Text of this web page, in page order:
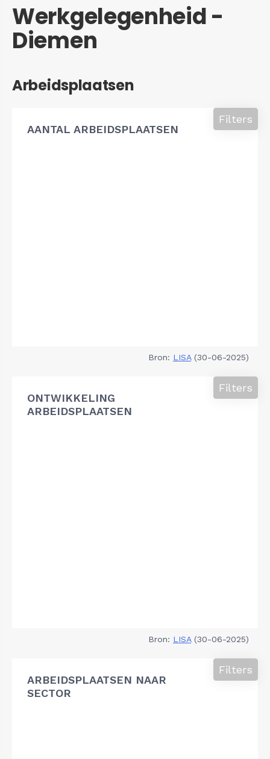
Werkgelegenheid -
Diemen
Arbeidsplaatsen
AANTAL ARBEIDSPLAATSEN
Filters
Bron: LISA(30-06-2025)
ONTWIKKELING
ARBEIDSPLAATSEN
Filters
Bron: LISA(30-06-2025)
ARBEIDSPLAATSEN NAAR
SECTOR
Filters